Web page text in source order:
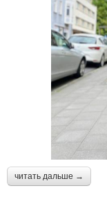
читать дальше →